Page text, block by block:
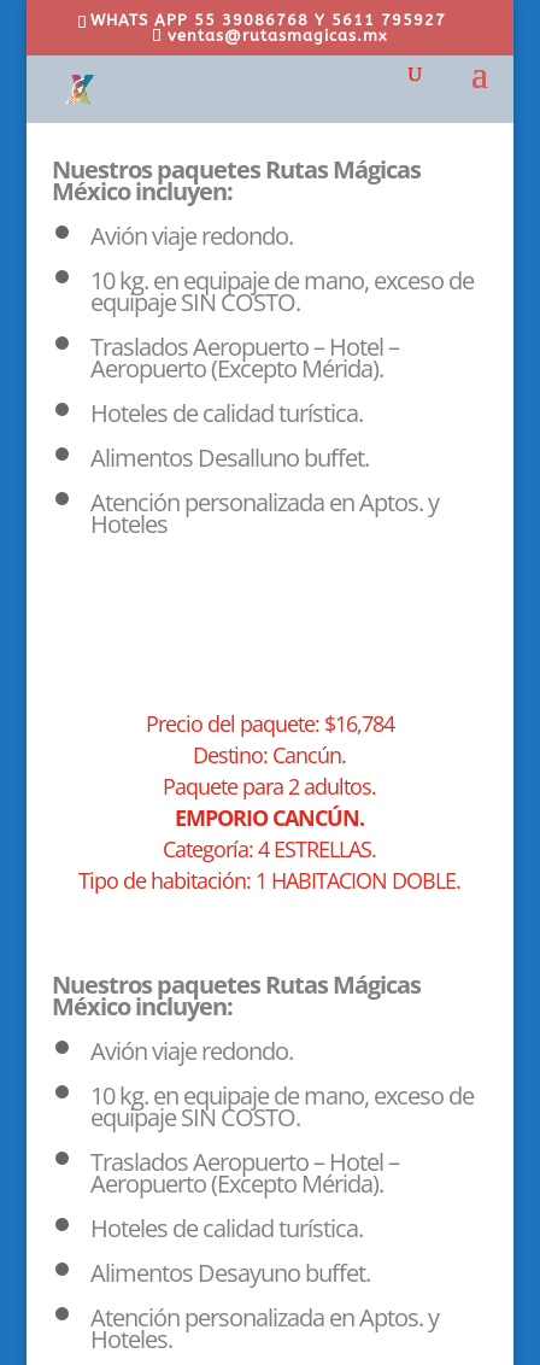
WHATS APP 55 39086768 Y 5611 795927
ventas@rutasmagicas.mx
Nuestros paquetes Rutas Mágicas
México incluyen:
Avión viaje redondo.
10 kg. en equipaje de mano, exceso de
equipaje SIN COSTO.
Traslados Aeropuerto – Hotel –
Aeropuerto (Excepto Mérida).
Hoteles de calidad turística.
Alimentos Desalluno buffet.
Atención personalizada en Aptos. y
Hoteles
Precio del paquete: $16,784
Destino: Cancún.
Paquete para 2 adultos.
EMPORIO CANCÚN.
Categoría: 4 ESTRELLAS.
Tipo de habitación: 1 HABITACION DOBLE.
Nuestros paquetes Rutas Mágicas
México incluyen:
Avión viaje redondo.
10 kg. en equipaje de mano, exceso de
equipaje SIN COSTO.
Traslados Aeropuerto – Hotel –
Aeropuerto (Excepto Mérida).
Hoteles de calidad turística.
Alimentos Desayuno buffet.
Atención personalizada en Aptos. y
Hoteles.